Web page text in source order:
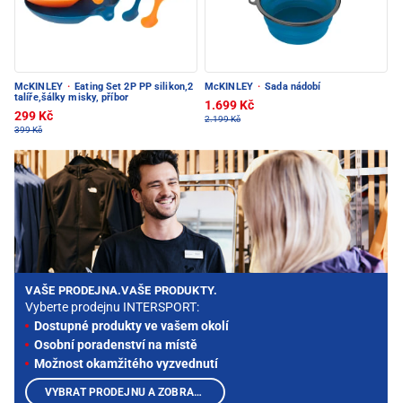
McKINLEY · Eating Set 2P PP silikon,2
talíře,šálky misky, příbor
299 Kč
399 Kč
McKINLEY · Sada nádobí
1.699 Kč
2.199 Kč
VAŠE PRODEJNA.VAŠE PRODUKTY.
Vyberte prodejnu INTERSPORT:
Dostupné produkty ve vašem okolí
Osobní poradenství na místě
Možnost okamžitého vyzvednutí
VYBRAT PRODEJNU A ZOBRAZIT PRODUKTY